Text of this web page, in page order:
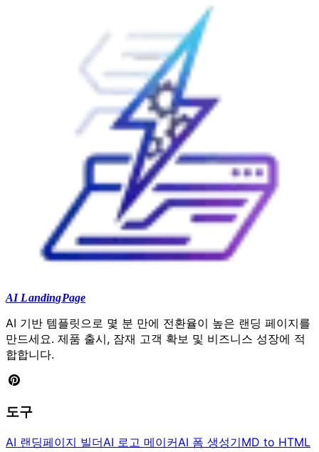
AI LandingPage
AI 기반 템플릿으로 몇 분 만에 전환율이 높은 랜딩 페이지를
만드세요. 제품 출시, 잠재 고객 확보 및 비즈니스 성장에 적
합합니다.
도구
AI 랜딩페이지 빌더AI 로고 메이커AI 폼 생성기MD to HTML